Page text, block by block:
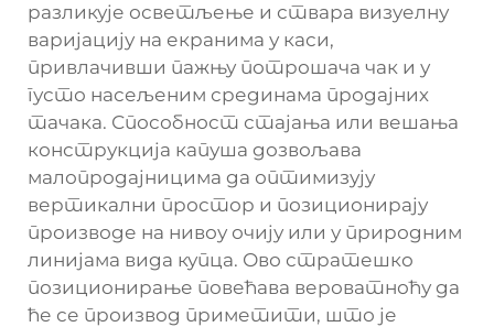
разликује осветљење и ствара визуелну
варијацију на екранима у каси,
привлачивши пажњу потрошача чак и у
густо насељеним срединама продајних
тачака. Способност стајања или вешања
конструкција капуша дозвољава
малопродајницима да оптимизују
вертикални простор и позиционирају
производе на нивоу очију или у природним
линијама вида купца. Ово стратешко
позиционирање повећава вероватноћу да
ће се производ приметити, што је